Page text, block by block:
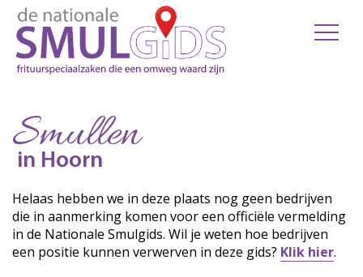
Smullen
in Hoorn
Helaas hebben we in deze plaats nog geen bedrijven
die in aanmerking komen voor een officiële vermelding
in de Nationale Smulgids. Wil je weten hoe bedrijven
een positie kunnen verwerven in deze gids? Klik hier.